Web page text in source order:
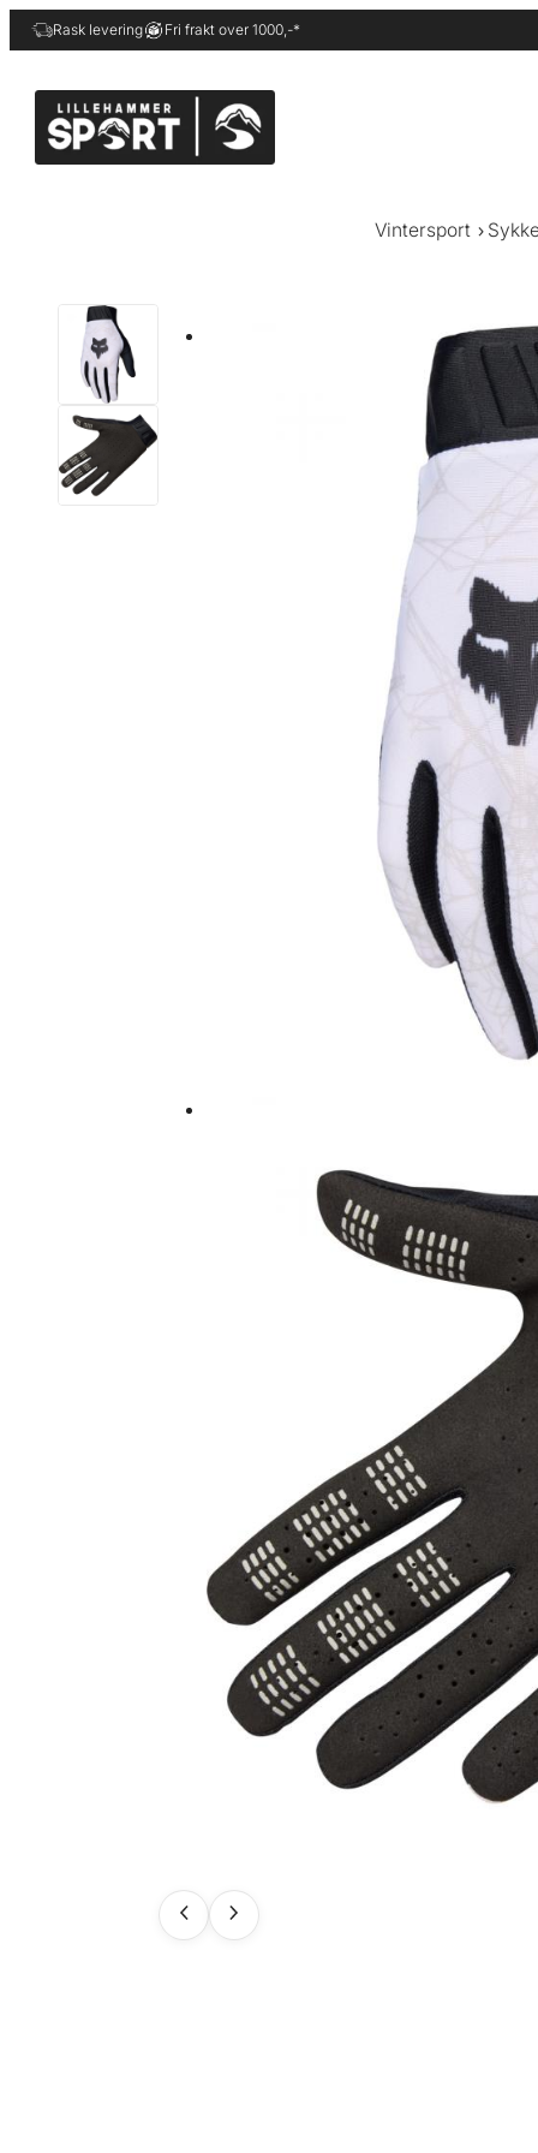
Hopp
til
Rask levering Fri frakt over 1000,-*
Vintersport